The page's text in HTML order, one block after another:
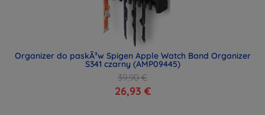
Organizer do paskÃ³w Spigen Apple Watch Band Organizer
S341 czarny (AMP09445)
39,90 €
26,93 €